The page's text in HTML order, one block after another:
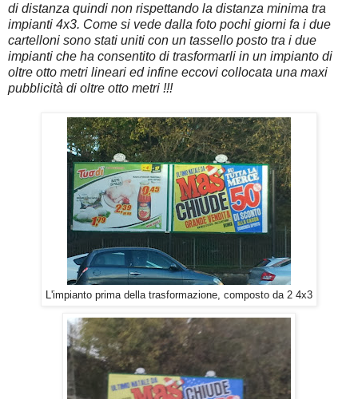
di distanza quindi non rispettando la distanza minima tra
impianti 4x3. Come si vede dalla foto pochi giorni fa i due
cartelloni sono stati uniti con un tassello posto tra i due
impianti che ha consentito di trasformarli in un impianto di
oltre otto metri lineari ed infine eccovi collocata una maxi
pubblicità di oltre otto metri !!!
L'impianto prima della trasformazione, composto da 2 4x3